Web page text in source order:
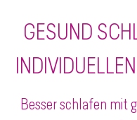
GESUND
Besser schlafen mit